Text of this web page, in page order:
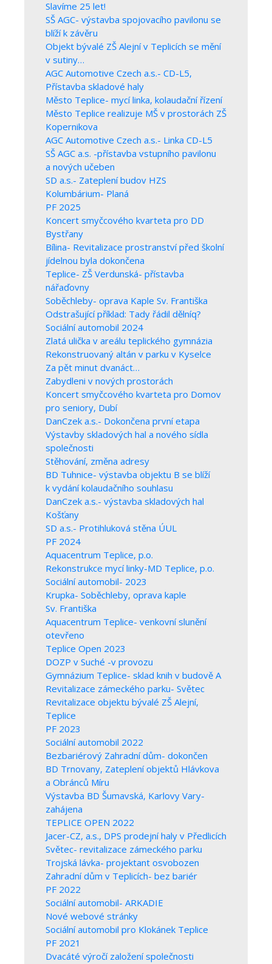
Slavíme 25 let!
SŠ AGC- výstavba spojovacího pavilonu se
blíží k závěru
Objekt bývalé ZŠ Alejní v Teplicích se mění
v sutiny…
AGC Automotive Czech a.s.- CD-L5,
Přístavba skladové haly
Město Teplice- mycí linka, kolaudační řízení
Město Teplice realizuje MŠ v prostorách ZŠ
Kopernikova
AGC Automotive Czech a.s.- Linka CD-L5
SŠ AGC a.s. -přístavba vstupního pavilonu
a nových učeben
SD a.s.- Zateplení budov HZS
Kolumbárium- Planá
PF 2025
Koncert smyčcového kvarteta pro DD
Bystřany
Bílina- Revitalizace prostranství před školní
jídelnou byla dokončena
Teplice- ZŠ Verdunská- přístavba
nářaďovny
Soběchleby- oprava Kaple Sv. Františka
Odstrašující příklad: Tady řádil dělníq?
Sociální automobil 2024
Zlatá ulička v areálu teplického gymnázia
Rekonstruovaný altán v parku v Kyselce
Za pět minut dvanáct…
Zabydleni v nových prostorách
Koncert smyčcového kvarteta pro Domov
pro seniory, Dubí
DanCzek a.s.- Dokončena první etapa
Výstavby skladových hal a nového sídla
společnosti
Stěhování, změna adresy
BD Tuhnice- výstavba objektu B se blíží
k vydání kolaudačního souhlasu
DanCzek a.s.- výstavba skladových hal
Košťany
SD a.s.- Protihluková stěna ÚUL
PF 2024
Aquacentrum Teplice, p.o.
Rekonstrukce mycí linky-MD Teplice, p.o.
Sociální automobil- 2023
Krupka- Soběchleby, oprava kaple
Sv. Františka
Aquacentrum Teplice- venkovní slunění
otevřeno
Teplice Open 2023
DOZP v Suché -v provozu
Gymnázium Teplice- sklad knih v budově A
Revitalizace zámeckého parku- Světec
Revitalizace objektu bývalé ZŠ Alejní,
Teplice
PF 2023
Sociální automobil 2022
Bezbariérový Zahradní dům- dokončen
BD Trnovany, Zateplení objektů Hlávkova
a Obránců Míru
Výstavba BD Šumavská, Karlovy Vary-
zahájena
TEPLICE OPEN 2022
Jacer-CZ, a.s., DPS prodejní haly v Předlicích
Světec- revitalizace zámeckého parku
Trojská lávka- projektant osvobozen
Zahradní dům v Teplicích- bez bariér
PF 2022
Sociální automobil- ARKADIE
Nové webové stránky
Sociální automobil pro Klokánek Teplice
PF 2021
Dvacáté výročí založení společnosti